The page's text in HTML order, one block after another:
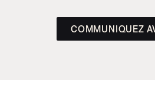
COMMUNIQUEZ